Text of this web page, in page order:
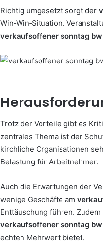
Richtig umgesetzt sorgt der
Win‑Win‑Situation.
verkaufsoffener sonntag bw
Trotz der Vorteile gibt es
zentrales Thema ist der
kirchliche Organisationen
Belastung für Arbeitnehmer.
Auch die Erwartungen der
wenige Geschäfte am
Enttäuschung führen.
verkaufsoffener sonntag bw
echten Mehrwert bietet.